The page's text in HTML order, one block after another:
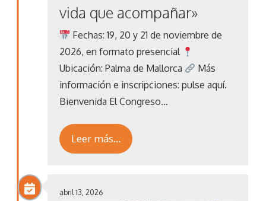
vida que acompañar»
Fechas: 19, 20 y 21 de noviembre de
2026, en formato presencial
Ubicación: Palma de Mallorca
Más
información e inscripciones: pulse aquí.
Bienvenida El Congreso…
Leer más…
abril 13, 2026